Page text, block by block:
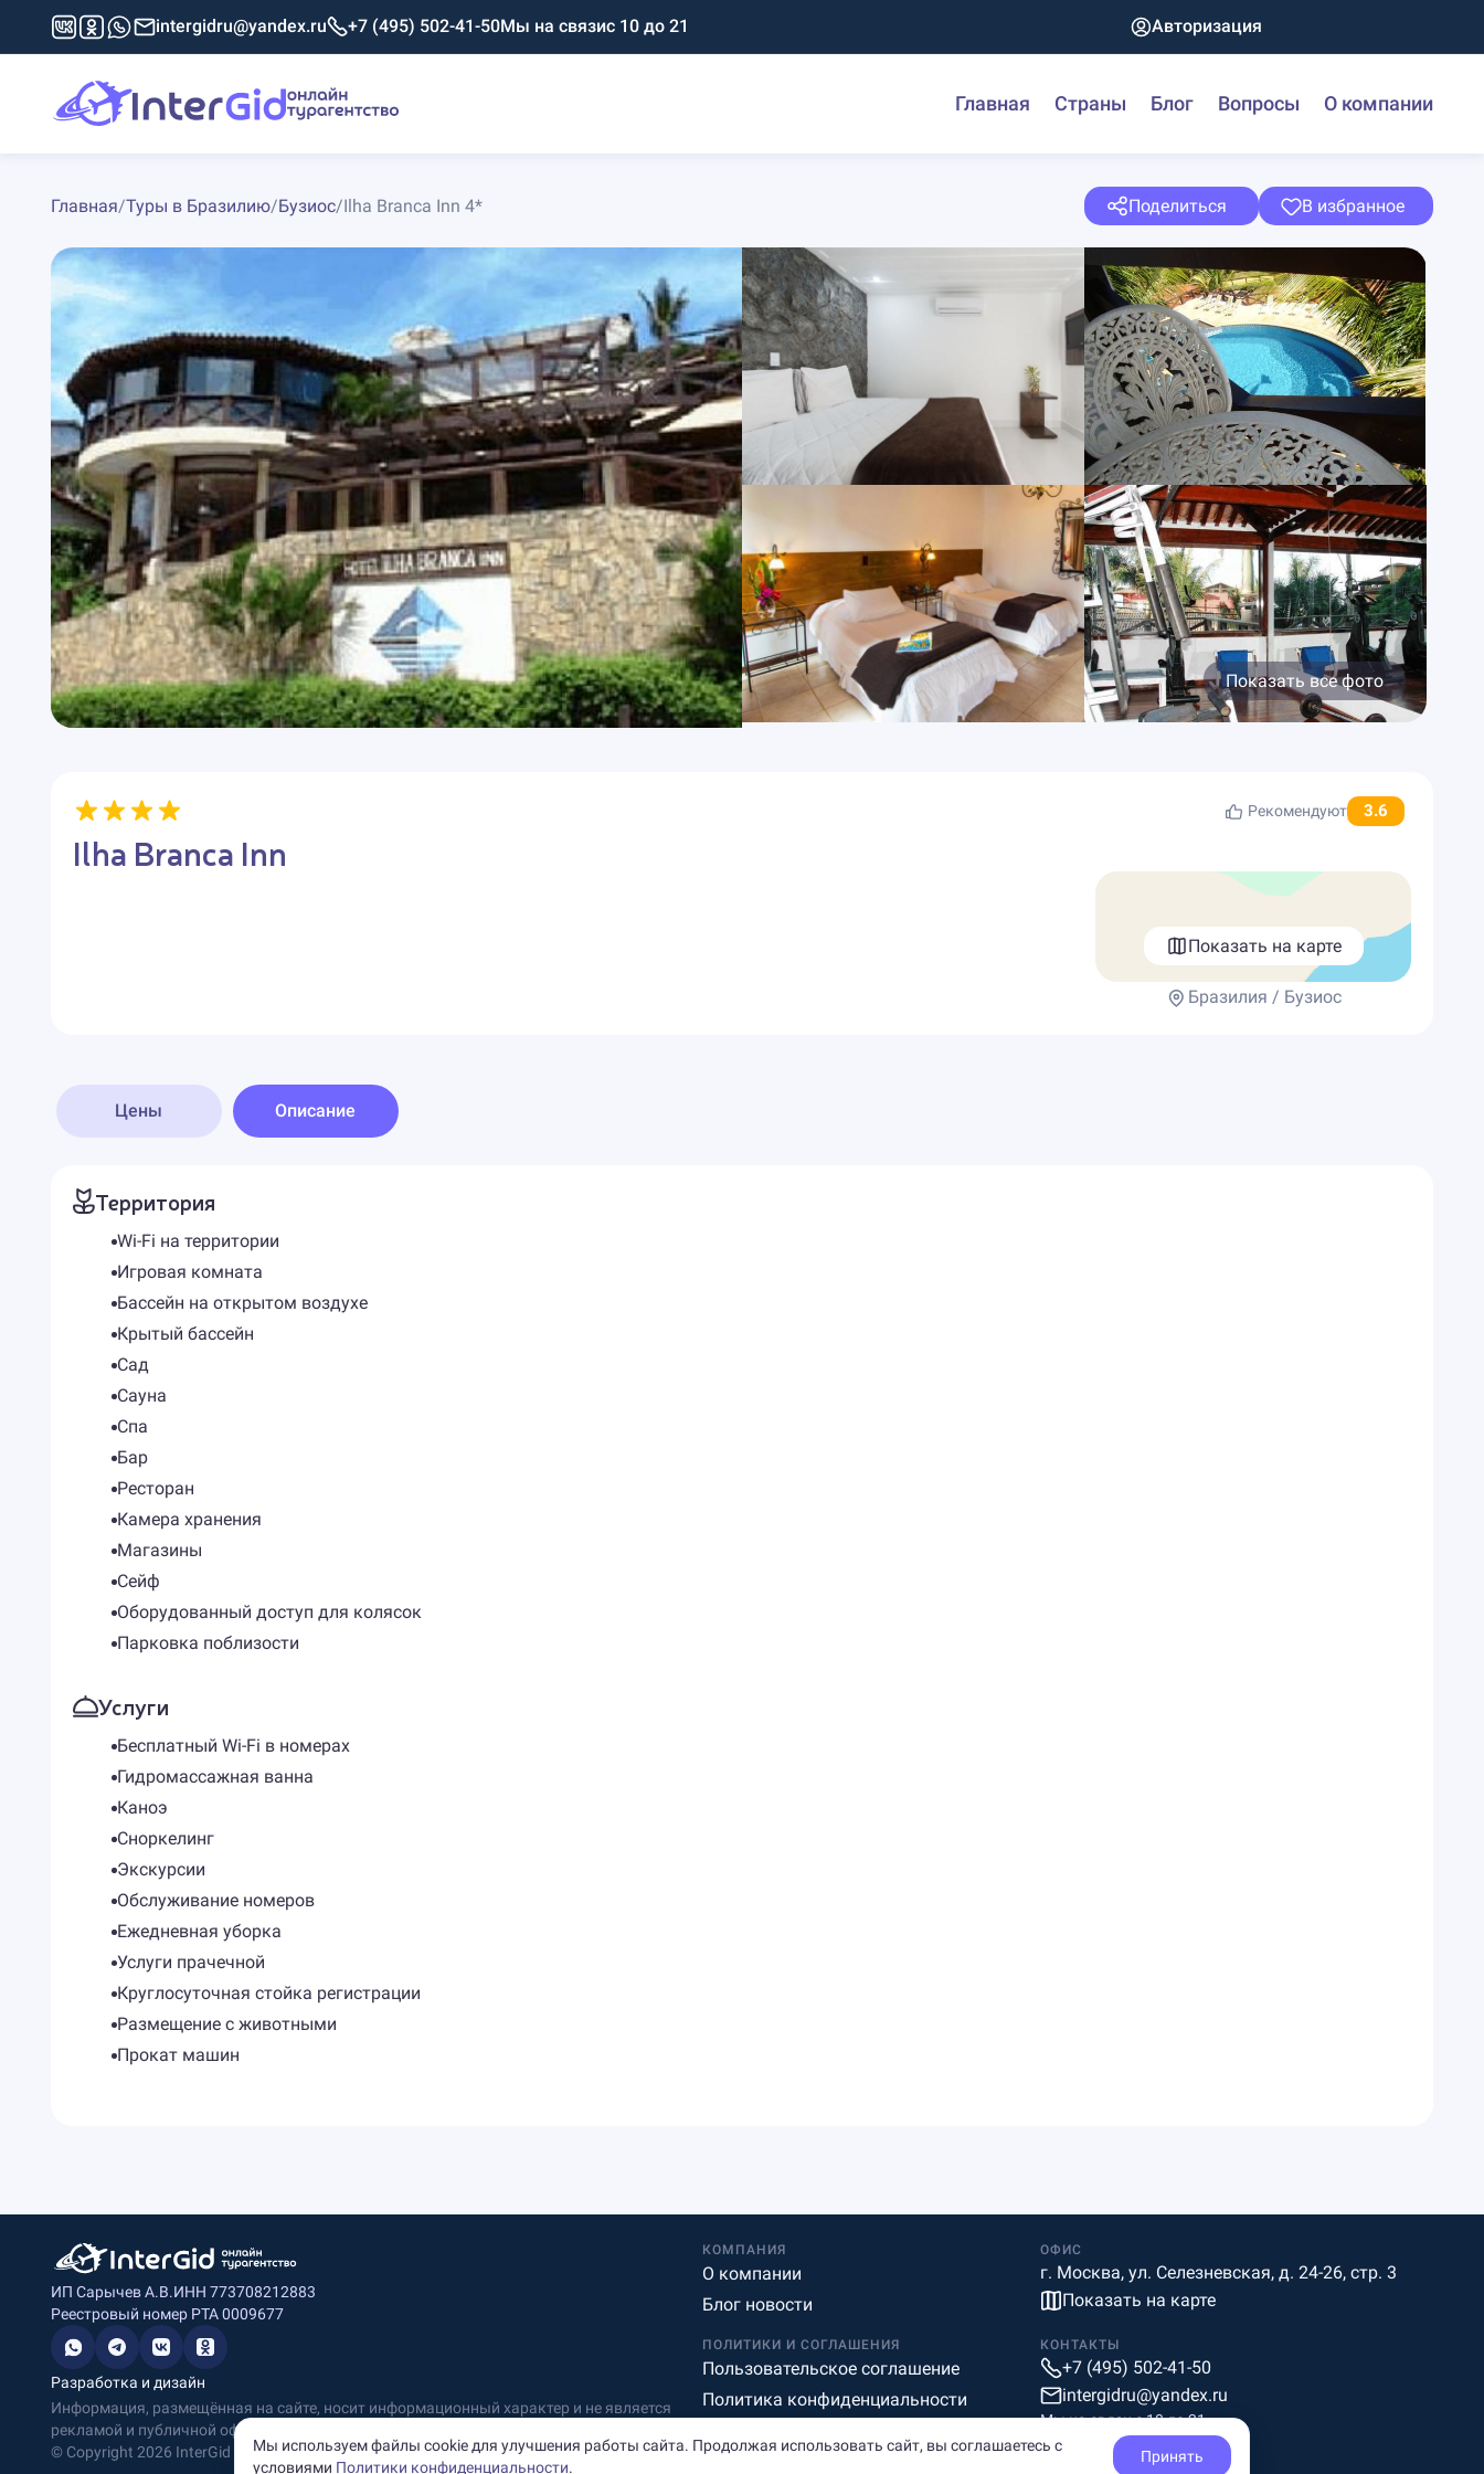
intergidru@yandex.ru +7 (495) 502-41-50Мы на связис 10 до 21 Авторизация
Главная Страны Блог Вопросы О компании
Главная/Туры в Бразилию/Бузиос/Ilha Branca Inn 4* Поделиться В избранное
Показать все фото
Рекомендуют 3.6
Ilha Branca Inn
Показать на карте
Бразилия / Бузиос
Цены Описание
Территория
Wi-Fi на территории
Игровая комната
Бассейн на открытом воздухе
Крытый бассейн
Сад
Сауна
Спа
Бар
Ресторан
Камера хранения
Магазины
Сейф
Оборудованный доступ для колясок
Парковка поблизости
Услуги
Бесплатный Wi-Fi в номерах
Гидромассажная ванна
Каноэ
Сноркелинг
Экскурсии
Обслуживание номеров
Ежедневная уборка
Услуги прачечной
Круглосуточная стойка регистрации
Размещение с животными
Прокат машин
ИП Сарычев А.В.ИНН 773708212883
Реестровый номер РТА 0009677
Разработка и дизайн
Информация, размещённая на сайте, носит информационный характер и не является
рекламой и публичной офертой.
© Copyright 2026 InterGid Все права защищены.
КОМПАНИЯ
О компании
Блог новости
ОФИС
г. Москва, ул. Селезневская, д. 24-26, стр. 3
Показать на карте
ПОЛИТИКИ И СОГЛАШЕНИЯ
Пользовательское соглашение
Политика конфиденциальности
КОНТАКТЫ
+7 (495) 502-41-50
intergidru@yandex.ru
Мы на связи c 10 до 21
Мы используем файлы cookie для улучшения работы сайта. Продолжая использовать сайт, вы соглашаетесь с
условиями Политики конфиденциальности.
Принять